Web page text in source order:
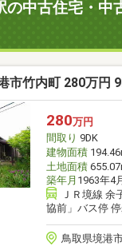
の中古住宅・中
市竹内町 280万円
280万円
間取り 9DK
建物面積
土地面積
築年月 1963年4
ＪＲ境線 余
協前」バス停
鳥取県境港